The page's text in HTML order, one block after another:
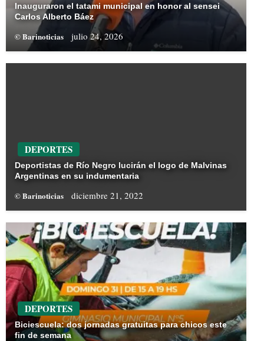
Inauguraron el tatami municipal en honor al sensei
Carlos Alberto Báez
© Barinoticias julio 24, 2026
DEPORTES
Deportistas de Río Negro lucirán el logo de Malvinas
Argentinas en su indumentaria
© Barinoticias diciembre 21, 2022
DEPORTES
Biciescuela: dos jornadas gratuitas para chicos este
fin de semana